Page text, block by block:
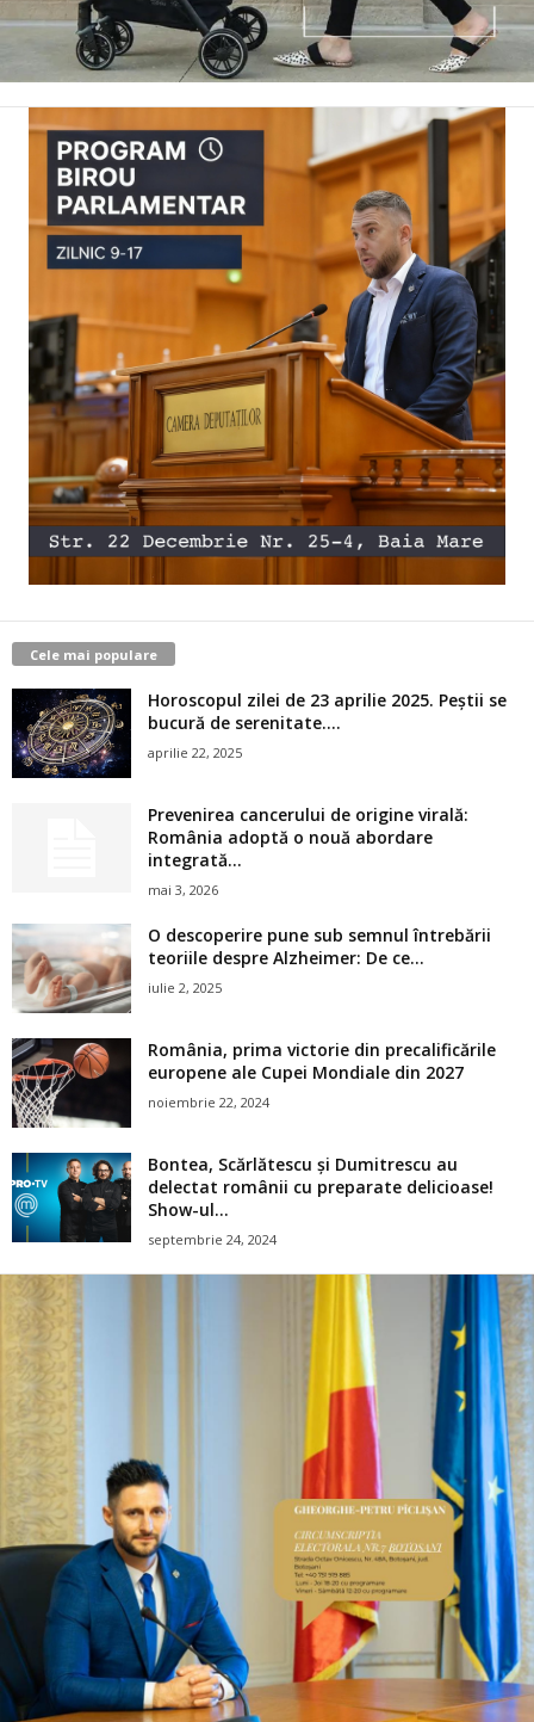
Cele mai populare
Horoscopul zilei de 23 aprilie 2025. Peștii se
bucură de serenitate....
aprilie 22, 2025
Prevenirea cancerului de origine virală:
România adoptă o nouă abordare
integrată...
mai 3, 2026
O descoperire pune sub semnul întrebării
teoriile despre Alzheimer: De ce...
iulie 2, 2025
România, prima victorie din precalificările
europene ale Cupei Mondiale din 2027
noiembrie 22, 2024
Bontea, Scărlătescu și Dumitrescu au
delectat românii cu preparate delicioase!
Show-ul...
septembrie 24, 2024